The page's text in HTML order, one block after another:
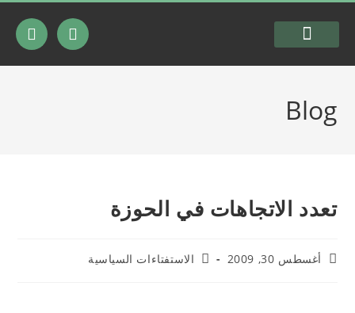
Blog
تعدد الاتجاهات في الحوزة
أغسطس 30, 2009 الاستفتاءات السياسية